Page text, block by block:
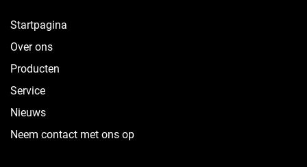
Startpagina
Over ons
Producten
Service
Nieuws
Neem contact met ons op